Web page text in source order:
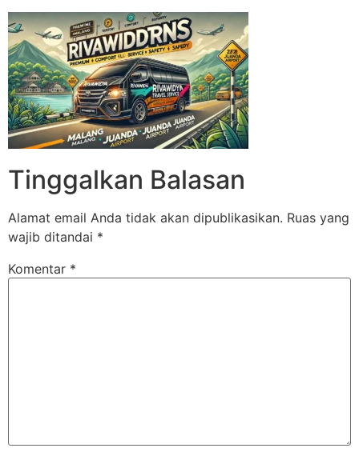
Tinggalkan Balasan
Alamat email Anda tidak akan dipublikasikan. Ruas yang
wajib ditandai *
Komentar *